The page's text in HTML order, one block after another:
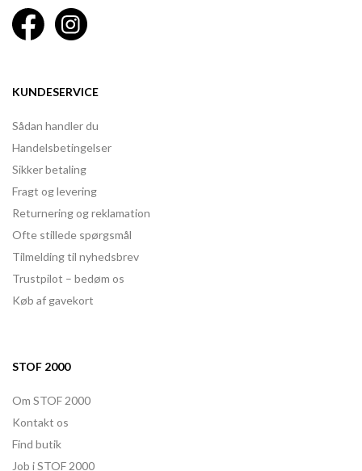
KUNDESERVICE
Sådan handler du
Handelsbetingelser
Sikker betaling
Fragt og levering
Returnering og reklamation
Ofte stillede spørgsmål
Tilmelding til nyhedsbrev
Trustpilot – bedøm os
Køb af gavekort
STOF 2000
Om STOF 2000
Kontakt os
Find butik
Job i STOF 2000